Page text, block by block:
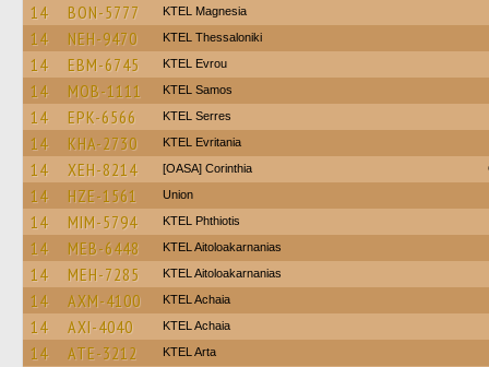
14 BON-5777 ΚΤΕL Magnesia
14 NEH-9470 KTEL Thessaloniki
14 EBM-6745 KTEL Evrou
14 MOB-1111 KTEL Samos
14 EPK-6566 KTEL Serres
14 KHA-2730 ΚΤΕL Evritania
14 XEH-8214 [OASA] Corinthia
14 HZE-1561 Union
14 MIM-5794 ΚΤΕL Phthiotis
14 MEB-6448 KTEL Aitoloakarnanias
14 MEH-7285 KTEL Aitoloakarnanias
14 AXM-4100 KTEL Achaia
14 AXI-4040 KTEL Achaia
14 ATE-3212 KTEL Arta